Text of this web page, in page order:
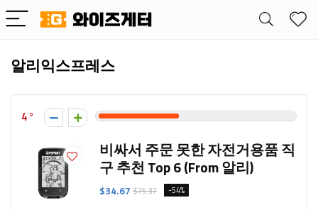
알리익스프레스
4
비싸서 주문 못한 자전거용품 직
구 추천 Top 6 (From 알리)
$34.67 $75.37 -54%